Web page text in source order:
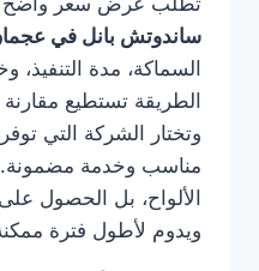
ساندوتش بانل في
السماكة، مدة
الطريقة تستطيع
وتختار الشركة التي
مناسب وخدمة
الألواح، بل الحصول
ويدوم لأطول فترة